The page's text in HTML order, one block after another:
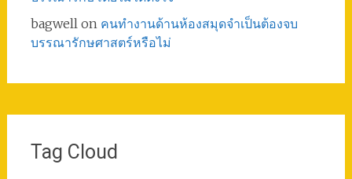
bagwellon คนทำงานด้านห้องสมุดจำเป็นต้องจบ
บรรณารักษศาสตร์หรือไม่
Tag Cloud